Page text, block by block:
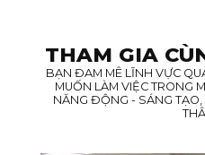
THAM GIA
BẠN ĐAM MÊ LĨNH VỰC
MUỐN LÀM VIỆC TRONG
NĂNG ĐỘNG - SÁNG